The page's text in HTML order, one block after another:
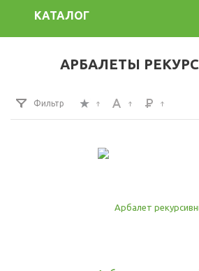
КАТАЛОГ
АРБАЛЕТЫ
Фильтр